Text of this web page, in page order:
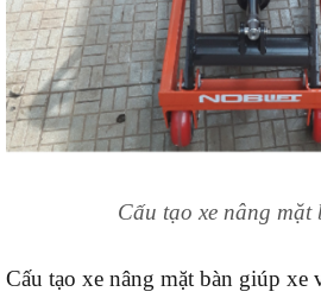
Cấu tạo xe nâng mặt
Cấu tạo xe nâng mặt bàn giúp xe